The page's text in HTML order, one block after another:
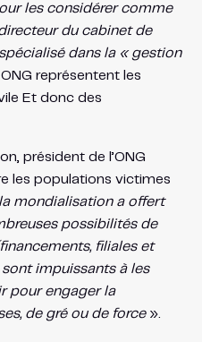
les considérer comme
du cabinet de
dans la « gestion
représentent les
Et donc des
président de l’ONG
les populations victimes
la mondialisation a offert
possibilités de
filiales et
impuissants à les
pour engager la
de gré ou de force».